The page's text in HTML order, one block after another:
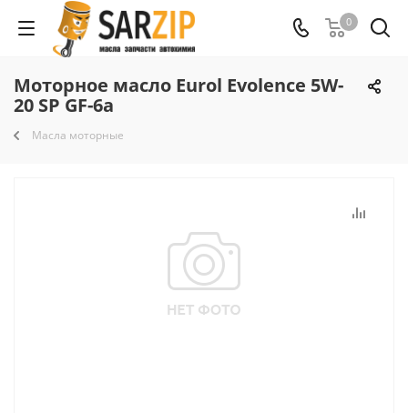
0
Моторное масло Eurol Evolence 5W-
20 SP GF-6a
Масла моторные